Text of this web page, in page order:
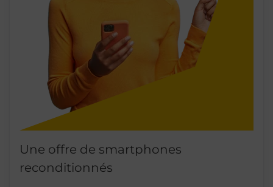
Une offre de smartphones
reconditionnés